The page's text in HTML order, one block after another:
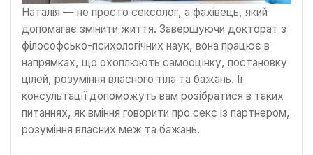
Наталія — не просто сексолог, а фахівець, який
допомагає змінити життя. Завершуючи докторат з
філософсько-психологічних наук, вона працює в
напрямках, що охоплюють самооцінку, постановку
цілей, розуміння власного тіла та бажань. Її
консультації допоможуть вам розібратися в таких
питаннях, як вміння говорити про секс із партнером,
розуміння власних меж та бажань.